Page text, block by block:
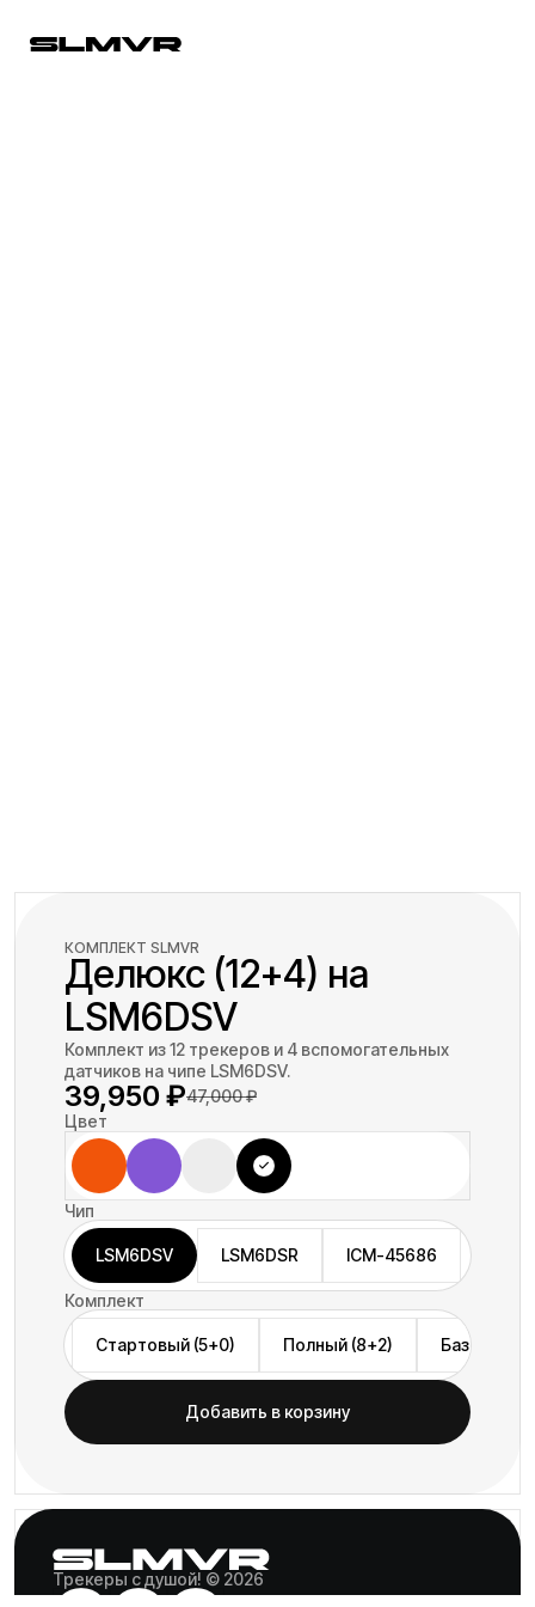
КОМПЛЕКТ SLMVR
Делюкс (12+4) на
LSM6DSV
Комплект из 12 трекеров и 4 вспомогательных
датчиков на чипе LSM6DSV.
39,950₽47,000₽
Цвет
Чип
LSM6DSV LSM6DSR ICM-45686
Комплект
Стартовый (5+0) Полный (8+2) Базовый
Добавить в корзину
Трекеры с душой! © 2026